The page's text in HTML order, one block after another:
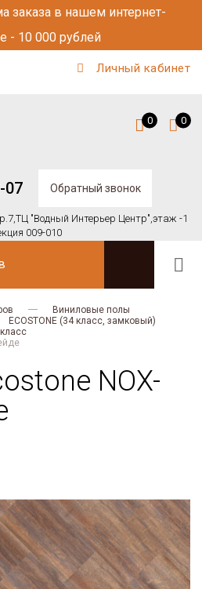
заказа в нашем интернет-
- 10 000 рублей
Личный кабинет
07 Обратный звонок
ТЦ "Водный Интерьер Центр",этаж -1
009-010
0 0
Виниловые полы
ECOSTONE (34 класс, замковый)
NOX-